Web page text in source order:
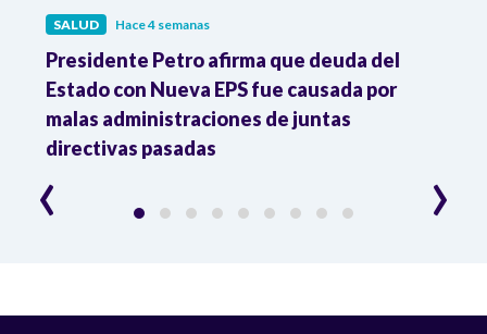
SALUD Hace 4 semanas
Presidente Petro afirma que deuda del
Estado con Nueva EPS fue causada por
malas administraciones de juntas
directivas pasadas
‹ ›